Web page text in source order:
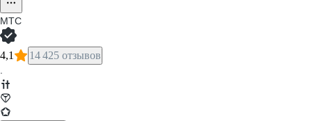
МТС
4,1 14 425 отзывов
·